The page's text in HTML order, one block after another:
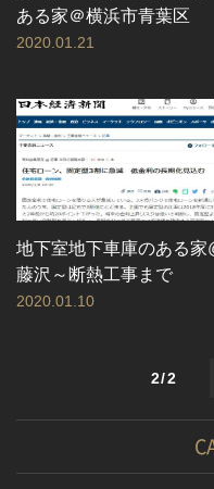
ある家＠横浜市青葉区
2020.01.21
地下室地下車庫のある家
藤沢～断熱工事まで
2020.01.10
2/2